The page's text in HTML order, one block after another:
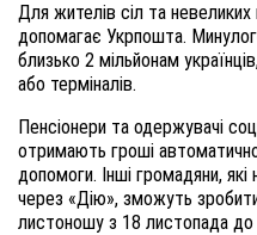
Для жителів сіл та
допомагає Укрпошта.
близько 2 мільйонам
або терміналів.
Пенсіонери та одержувачі
отримають гроші
допомоги. Інші громадяни,
через «Дію», зможуть
листоношу з 18 листопада до